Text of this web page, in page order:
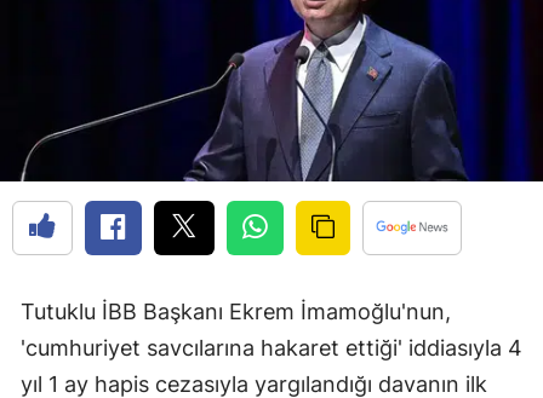
Tutuklu İBB Başkanı Ekrem İmamoğlu'nun,
'cumhuriyet savcılarına hakaret ettiği' iddiasıyla 4
yıl 1 ay hapis cezasıyla yargılandığı davanın ilk